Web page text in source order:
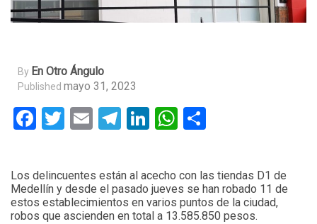
By En Otro Ángulo
Published mayo 31, 2023
Facebook
Twitter
EmailTelegram
LinkedIn
WhatsApp
Los delincuentes están al acecho con las tiendas D1 de
Medellín y desde el pasado jueves se han robado 11 de
estos establecimientos en varios puntos de la ciudad,
robos que ascienden en total a 13.585.850 pesos.